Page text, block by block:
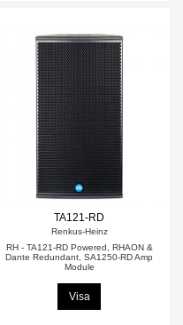
TA121-RD
Renkus-Heinz
RH - TA121-RD Powered, RHAON &
Dante Redundant, SA1250-RD Amp
Module
Visa